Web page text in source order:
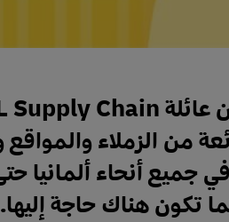
من الزملاء والمواقع
جميع أنحاء
تكون هناك حاجة إليها.